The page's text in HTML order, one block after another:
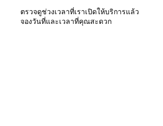
ตรวจดูช่วงเวลาที่เราเปิดให้บริการแล้ว
จองวันที่และเวลาที่คุณสะดวก